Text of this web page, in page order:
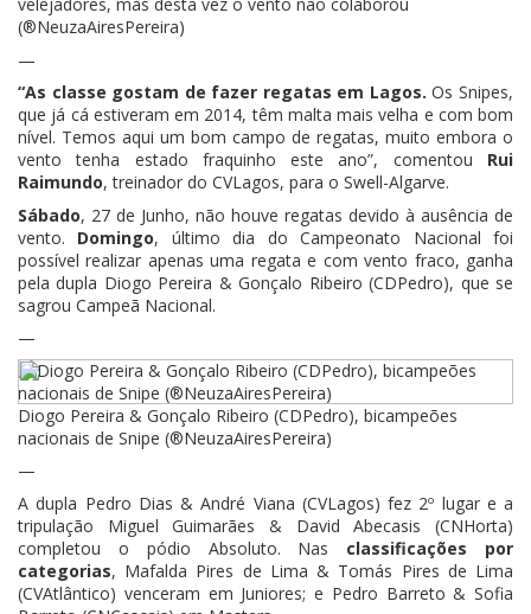
velejadores, mas desta vez o vento não colaborou
(®NeuzaAiresPereira)
—
“As classe gostam de fazer regatas em Lagos. Os Snipes,
que já cá estiveram em 2014, têm malta mais velha e com bom
nível. Temos aqui um bom campo de regatas, muito embora o
vento tenha estado fraquinho este ano”, comentou Rui
Raimundo, treinador do CVLagos, para o Swell-Algarve.
Sábado, 27 de Junho, não houve regatas devido à ausência de
vento. Domingo, último dia do Campeonato Nacional foi
possível realizar apenas uma regata e com vento fraco, ganha
pela dupla Diogo Pereira & Gonçalo Ribeiro (CDPedro), que se
sagrou Campeã Nacional.
—
Diogo Pereira & Gonçalo Ribeiro (CDPedro), bicampeões
nacionais de Snipe (®NeuzaAiresPereira)
—
A dupla Pedro Dias & André Viana (CVLagos) fez 2º lugar e a
tripulação Miguel Guimarães & David Abecasis (CNHorta)
completou o pódio Absoluto. Nas classificações por
categorias, Mafalda Pires de Lima & Tomás Pires de Lima
(CVAtlântico) venceram em Juniores; e Pedro Barreto & Sofia